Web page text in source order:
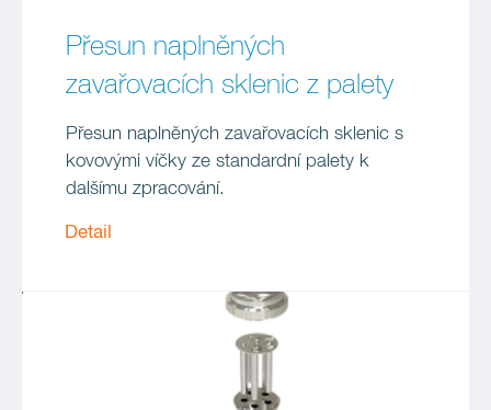
Přesun naplněných
zavařovacích sklenic z palety
Přesun naplněných zavařovacích sklenic s
kovovými víčky ze standardní palety k
dalšímu zpracování.
Detail